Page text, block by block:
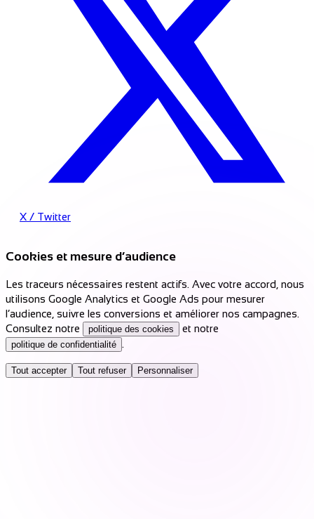
X / Twitter
Cookies et mesure d’audience
Les traceurs nécessaires restent actifs. Avec votre accord, nous
utilisons Google Analytics et Google Ads pour mesurer
l’audience, suivre les conversions et améliorer nos campagnes.
Consultez notre
politique des cookies et notre
politique de confidentialité .
Tout accepter Tout refuser Personnaliser